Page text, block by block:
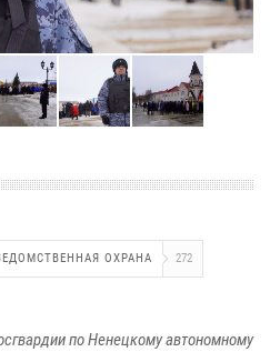
ОХРАНА 272
по Ненецкому автономному